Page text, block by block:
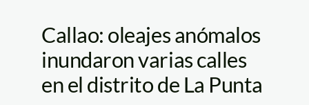
Callao: oleajes anómalos
inundaron varias calles
en el distrito de La Punta